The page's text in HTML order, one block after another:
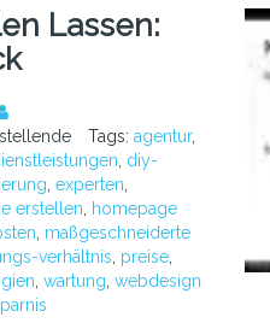
Lassen:
Tags: agentur,
diy-
experten
erstellen
homepage
maßgeschneiderte
verhältnis preise
wartung webdesign